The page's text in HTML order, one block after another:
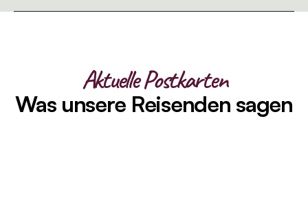
Aktuelle Postkarten
Was unsere Reisenden sagen